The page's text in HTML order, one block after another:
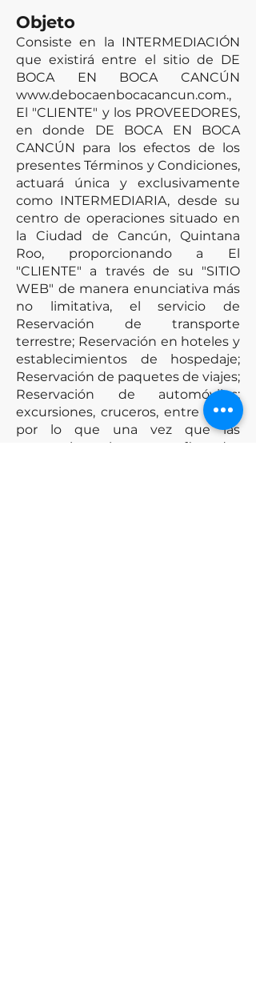
Objeto
Consiste en la INTERMEDIACIÓN
que existirá entre el sitio de DE
BOCA EN BOCA CANCÚN
www.debocaenbocacancun.com.,
El "CLIENTE" y los PROVEEDORES,
en donde DE BOCA EN BOCA
CANCÚN para los efectos de los
presentes Términos y Condiciones,
actuará única y exclusivamente
como INTERMEDIARIA, desde su
centro de operaciones situado en
la Ciudad de Cancún, Quintana
Roo, proporcionando a El
"CLIENTE" a través de su "SITIO
WEB" de manera enunciativa más
no limitativa, el servicio de
Reservación de transporte
terrestre; Reservación en hoteles y
establecimientos de hospedaje;
Reservación de paquetes de viajes;
Reservación de automóviles;
excursiones, cruceros, entre otros,
por lo que una vez que las
reservaciones le sean confirmadas